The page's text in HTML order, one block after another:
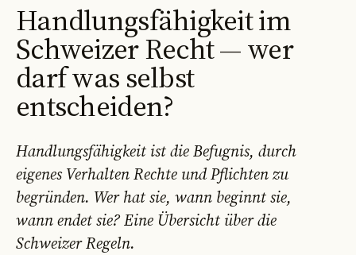
Handlungsfähigkeit im
Schweizer Recht — wer
darf was selbst
entscheiden?
Handlungsfähigkeit ist die Befugnis, durch
eigenes Verhalten Rechte und Pflichten zu
begründen. Wer hat sie, wann beginnt sie,
wann endet sie? Eine Übersicht über die
Schweizer Regeln.